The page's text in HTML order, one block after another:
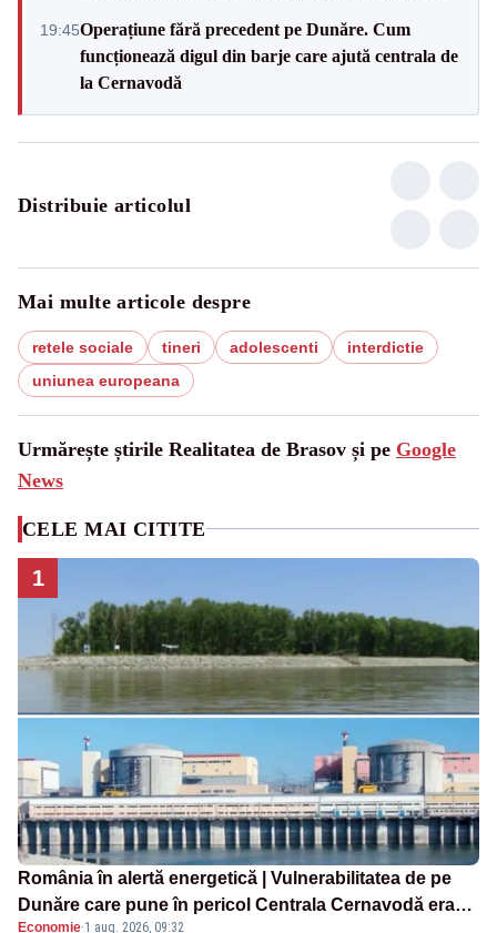
19:45Operațiune fără precedent pe Dunăre. Cum
funcționează digul din barje care ajută centrala de
la Cernavodă
Distribuie articolul
Mai multe articole despre
retele sociale tineri adolescenti
interdictie
uniunea europeana
Urmărește știrile Realitatea de Brasov și pe Google
News
CELE MAI CITITE
1
România în alertă energetică | Vulnerabilitatea de pe
Dunăre care pune în pericol Centrala Cernavodă era
Economie·1 aug. 2026, 09:32